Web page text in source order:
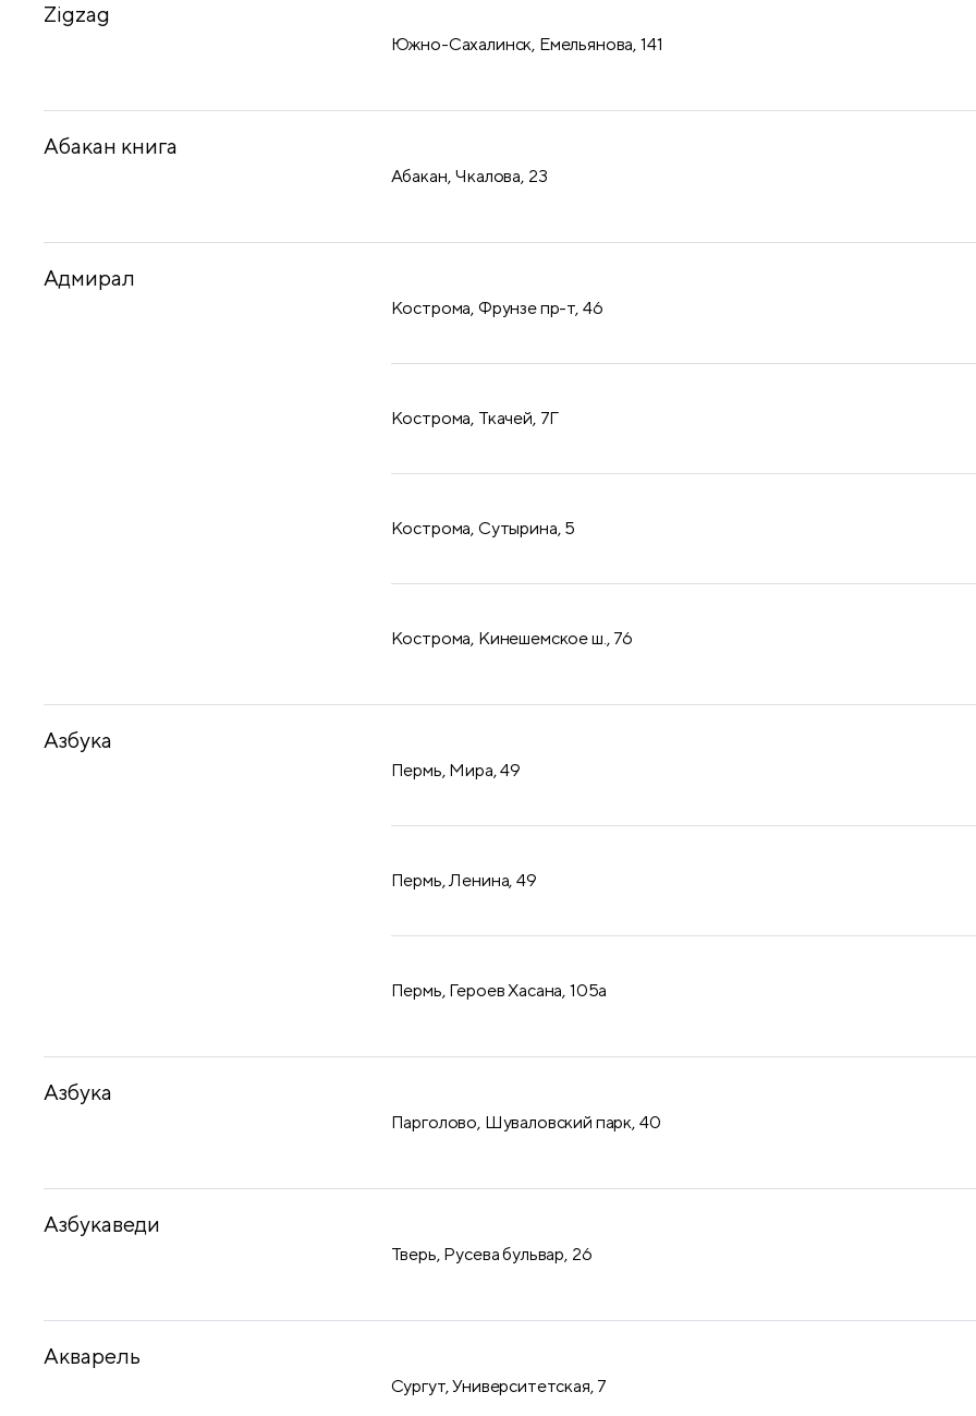
Zigzag
Южно-Сахалинск, Емельянова, 141
Абакан книга
Абакан, Чкалова, 23
Адмирал
Кострома, Фрунзе пр-т, 46
Кострома, Ткачей, 7Г
Кострома, Сутырина, 5
Кострома, Кинешемское ш., 76
Азбука
Пермь, Мира, 49
Пермь, Ленина, 49
Пермь, Героев Хасана, 105а
Азбука
Парголово, Шуваловский парк, 40
Азбукаведи
Тверь, Русева бульвар, 26
Акварель
Сургут, Университетская, 7